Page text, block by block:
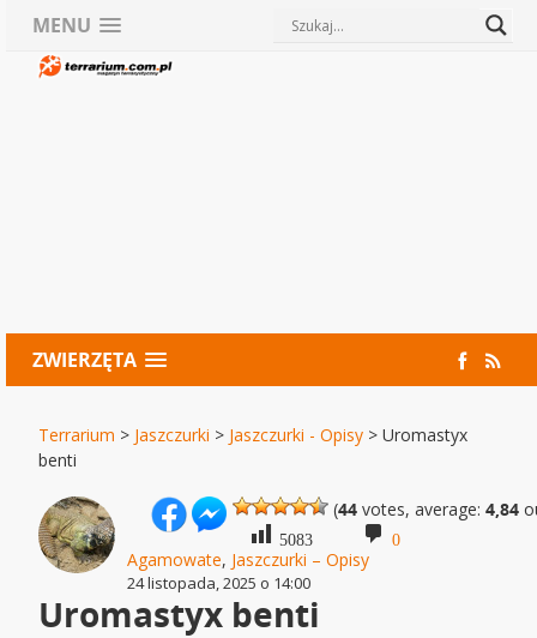
MENU
ZWIERZĘTA
Terrarium > Jaszczurki > Jaszczurki - Opisy >Uromastyx
benti
(44 votes, average:4,84
5083 0
Agamowate, Jaszczurki – Opisy
24 listopada, 2025 o 14:00
Uromastyx benti